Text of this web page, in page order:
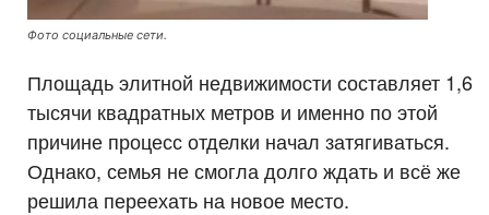
Фото социальные сети.
Площадь элитной недвижимости составляет 1,6
тысячи квадратных метров и именно по этой
причине процесс отделки начал затягиваться.
Однако, семья не смогла долго ждать и всё же
решила переехать на новое место.